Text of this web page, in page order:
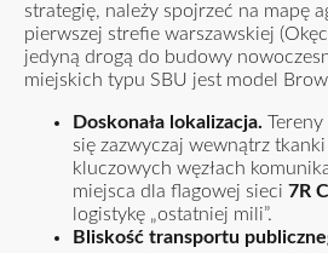
strategię, należy spojrzeć na mapę
pierwszej strefie warszawskiej
jedyną drogą do budowy
miejskich typu SBU jest model
Doskonała lokalizacja.
się zazwyczaj wewnątrz
kluczowych węzłach
miejsca dla flagowej sieci 7R
logistykę „ostatniej mili”.
Bliskość transportu